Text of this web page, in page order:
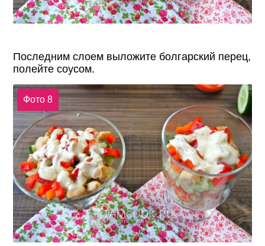
Последним слоем выложите болгарский перец,
полейте соусом.
Фото 8